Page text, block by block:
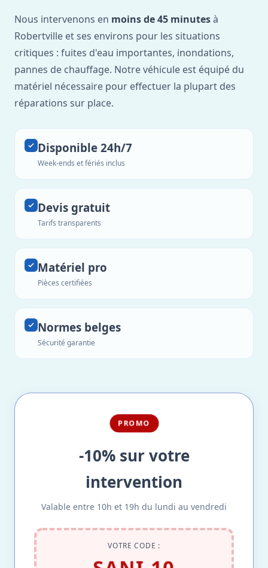
Nous intervenons en moins de 45 minutesà
Robertville et ses environs pour les situations
critiques : fuites d'eau importantes, inondations,
pannes de chauffage. Notre véhicule est équipé du
matériel nécessaire pour effectuer la plupart des
réparations sur place.
Disponible 24h/7
Week-ends et fériés inclus
Devis gratuit
Tarifs transparents
Matériel pro
Pièces certifiées
Normes belges
Sécurité garantie
PROMO
-10% sur votre
intervention
Valable entre 10h et 19h du lundi au vendredi
VOTRE CODE :